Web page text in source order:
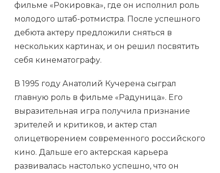
фильме «Рокировка», где он исполнил роль
молодого штаб-ротмистра. После успешного
дебюта актеру предложили сняться в
нескольких картинах, и он решил посвятить
себя кинематографу.
В 1995 году Анатолий Кучерена сыграл
главную роль в фильме «Радуница». Его
выразительная игра получила признание
зрителей и критиков, и актер стал
олицетворением современного российского
кино. Дальше его актерская карьера
развивалась настолько успешно, что он